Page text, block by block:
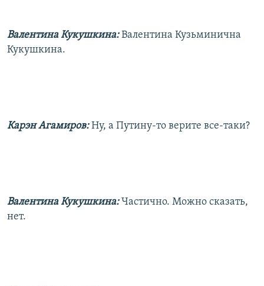
Валентина Кукушкина:Валентина Кузьминична
Кукушкина.
Карэн Агамиров:Ну, а Путину-то верите все-таки?
Валентина Кукушкина:Частично. Можно сказать,
нет.